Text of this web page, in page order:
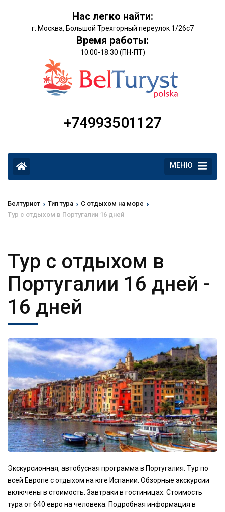
Нас легко найти:
г. Москва, Большой Трехгорный переулок 1/26с7
Время работы:
10:00-18:30 (ПН-ПТ)
+74993501127
МЕНЮ
Белтурист › Тип тура › С отдыхом на море ›
Тур с отдыхом в Португалии 16 дней
Тур с отдыхом в
Португалии 16 дней -
16 дней
Экскурсионная, автобусная программа в Португалия. Тур по
всей Европе с отдыхом на юге Испании. Обзорные экскурсии
включены в стоимость. Завтраки в гостиницах. Стоимость
тура от 640 евро на человека. Подробная информация в